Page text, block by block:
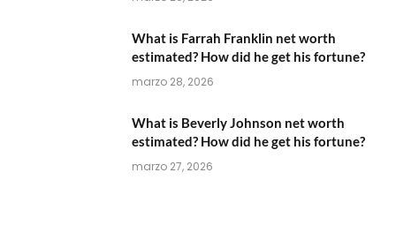
What is Farrah Franklin net worth
estimated? How did he get his fortune?
marzo 28, 2026
What is Beverly Johnson net worth
estimated? How did he get his fortune?
marzo 27, 2026